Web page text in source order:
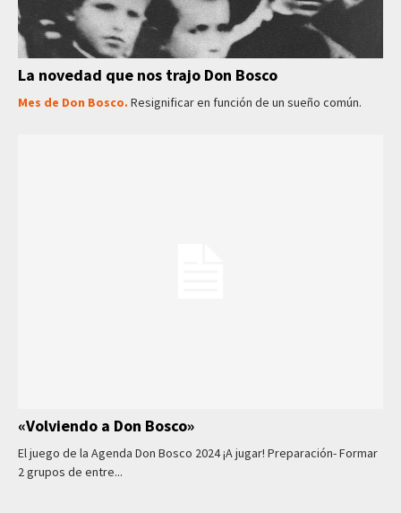
La novedad que nos trajo Don Bosco
Mes de Don Bosco. Resignificar en función de un sueño común.
«Volviendo a Don Bosco»
El juego de la Agenda Don Bosco 2024 ¡A jugar! Preparación- Formar
2 grupos de entre...